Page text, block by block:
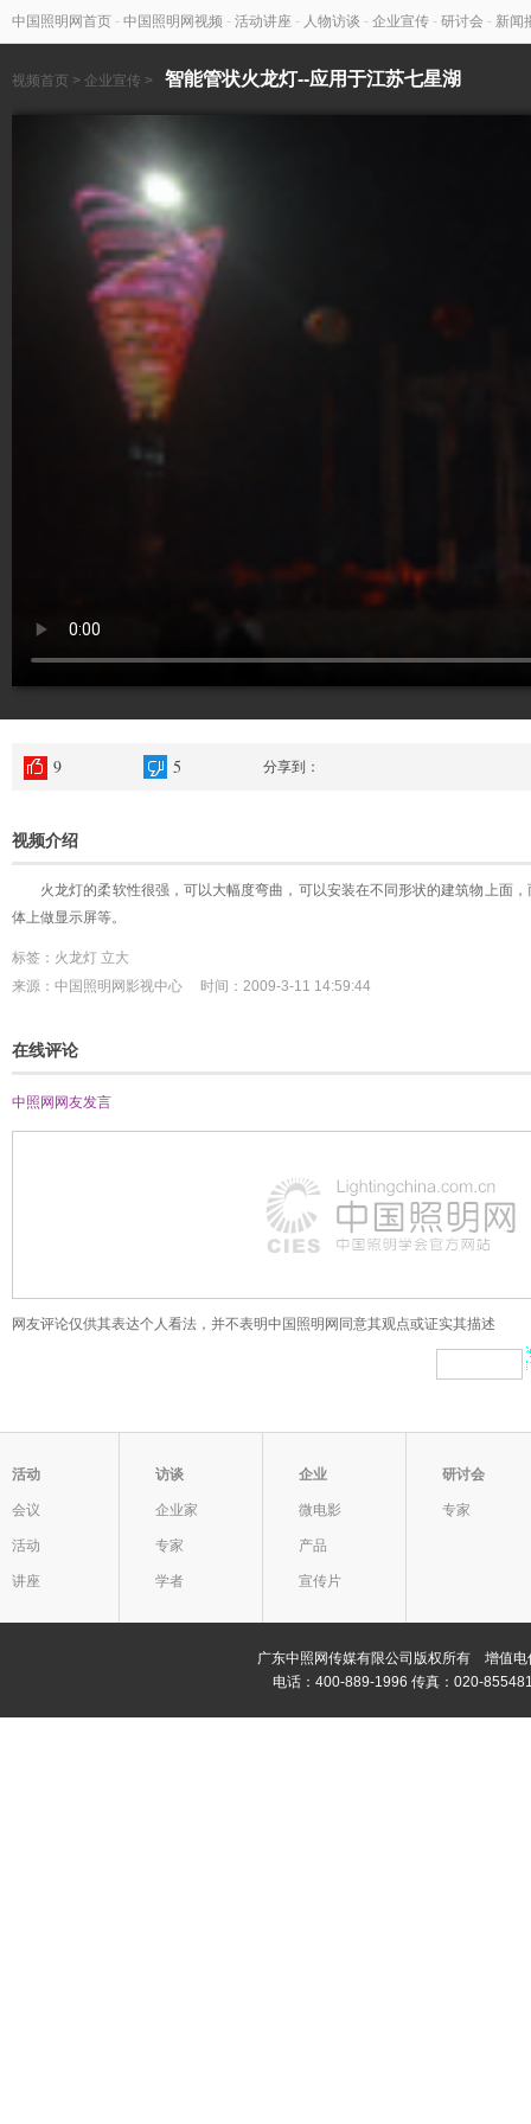
中国照明网首页 - 中国照明网视频 - 活动讲座 - 人物访谈 - 企业宣传 - 研讨会 - 新闻
视频首页 > 企业宣传 > 智能管状火龙灯--应用于江苏七星湖
9 5 分享到：
视频介绍
火龙灯的柔软性很强，可以大幅度弯曲，可以安装在不同形状的建筑物上面，
体上做显示屏等。
标签：火龙灯 立大
来源：中国照明网影视中心 时间：2009-3-11 14:59:44
在线评论
中照网网友发言
网友评论仅供其表达个人看法，并不表明中国照明网同意其观点或证实其描述
活动
会议
活动
讲座
访谈
企业家
专家
学者
企业
微电影
产品
宣传片
研讨会
专家
广东中照网传媒有限公司版权所有 增值
电话：400-889-1996 传真：020-